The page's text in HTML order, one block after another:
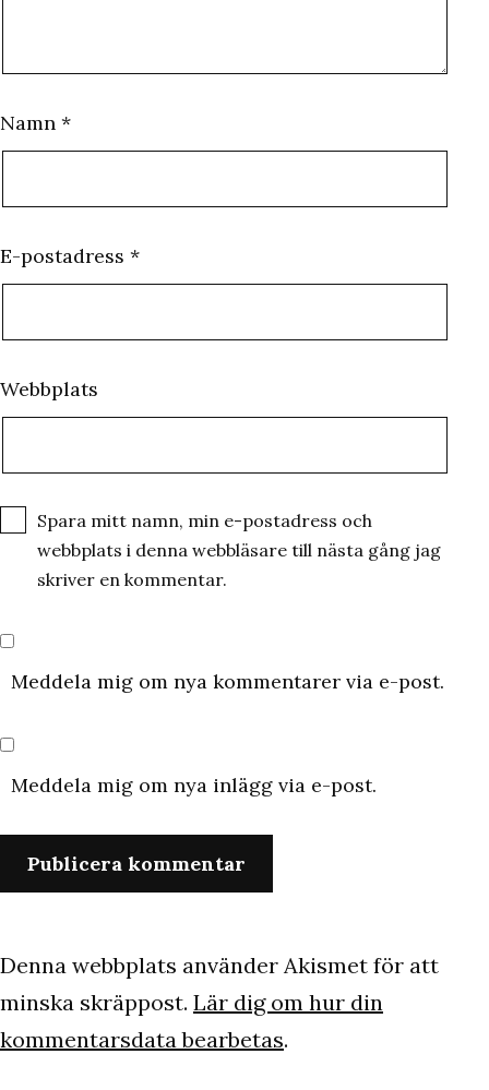
Namn *
E-postadress *
Webbplats
Spara mitt namn, min e-postadress och
webbplats i denna webbläsare till nästa gång jag
skriver en kommentar.
Meddela mig om nya kommentarer via e-post.
Meddela mig om nya inlägg via e-post.
Denna webbplats använder Akismet för att
minska skräppost. Lär dig om hur din
kommentarsdata bearbetas.